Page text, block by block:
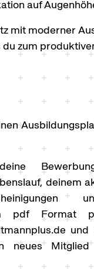
auf
mit moderner
du zum
deinem
pdf Format
und
neues